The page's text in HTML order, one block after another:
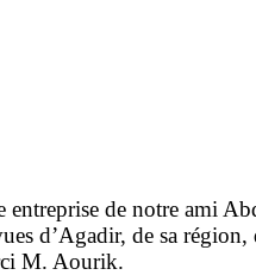
entreprise de notre ami
d’Agadir, de sa
M. Aourik.